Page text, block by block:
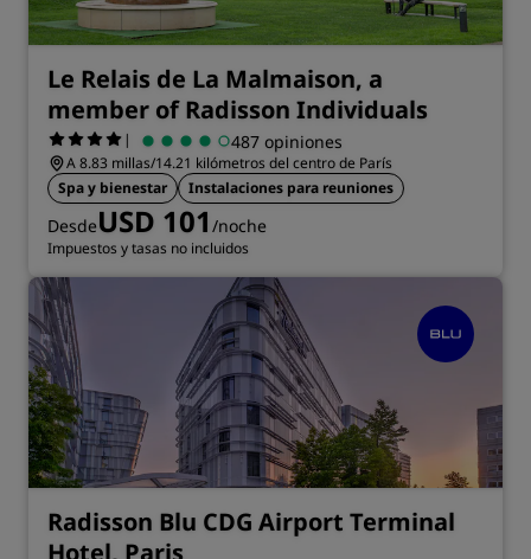
Le Relais de La Malmaison, a
member of Radisson Individuals
| 487 opiniones
A 8.83 millas/14.21 kilómetros del centro de París
Spa y bienestar
Instalaciones para reuniones
DesdeUSD 101 /noche
Impuestos y tasas no incluidos
Radisson Blu CDG Airport Terminal
Hotel, Paris